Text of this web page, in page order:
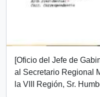
[Oficio del Jefe de
al Secretario Regional
la VIII Región, Sr.